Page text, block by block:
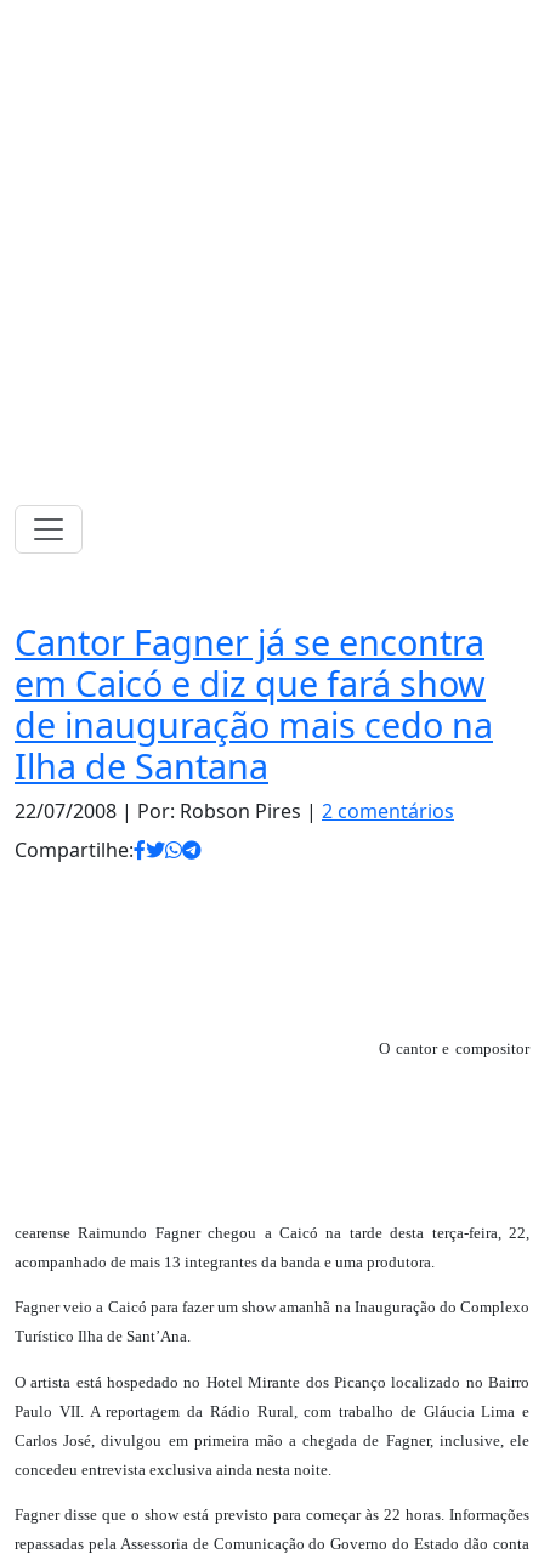
Cantor Fagner já se encontra
em Caicó e diz que fará show
de inauguração mais cedo na
Ilha de Santana
22/07/2008 | Por: Robson Pires | 2 comentários
Compartilhe:
O cantor e compositor
cearense Raimundo Fagner chegou a Caicó na tarde desta terça-feira, 22,
acompanhado de mais 13 integrantes da banda e uma produtora.
Fagner veio a Caicó para fazer um show amanhã na Inauguração do Complexo
Turístico Ilha de Sant’Ana.
O artista está hospedado no Hotel Mirante dos Picanço localizado no Bairro
Paulo VII. A reportagem da Rádio Rural, com trabalho de Gláucia Lima e
Carlos José, divulgou em primeira mão a chegada de Fagner, inclusive, ele
concedeu entrevista exclusiva ainda nesta noite.
Fagner disse que o show está previsto para começar às 22 horas. Informações
repassadas pela Assessoria de Comunicação do Governo do Estado dão conta